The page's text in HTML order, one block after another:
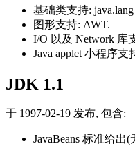
基础类支持:
图形支持: AWT.
I/O 以及 Network 库
Java applet 小程序支
JDK 1.1
于 1997-02-19 发布, 包含:
JavaBeans 标准给出(